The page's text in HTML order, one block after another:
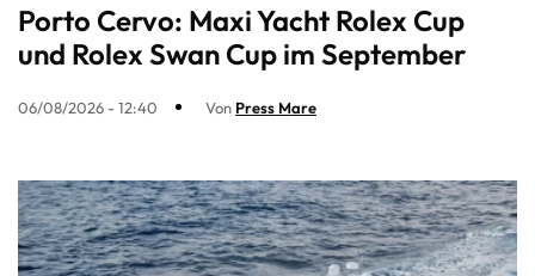
Porto Cervo: Maxi Yacht Rolex Cup
und Rolex Swan Cup im September
06/08/2026 - 12:40 Von Press Mare